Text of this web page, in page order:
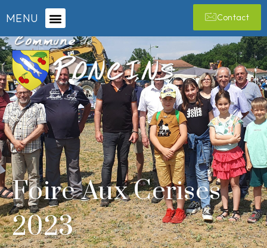
MENU Contact
Foire Aux Cerises
2023